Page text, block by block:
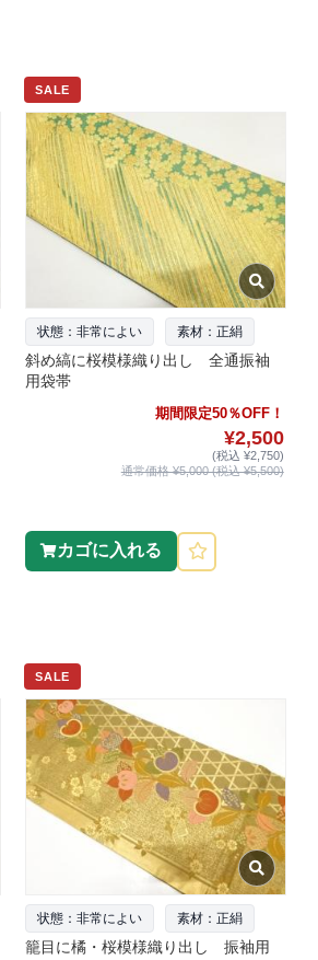
SALE
状態：非常によい 素材：正絹
斜め縞に桜模様織り出し 全通振袖
用袋帯
期間限定50％OFF！
¥2,500
(税込 ¥2,750)
通常価格 ¥5,000 (税込 ¥5,500)
カゴに入れる
SALE
状態：非常によい 素材：正絹
籠目に橘・桜模様織り出し 振袖用